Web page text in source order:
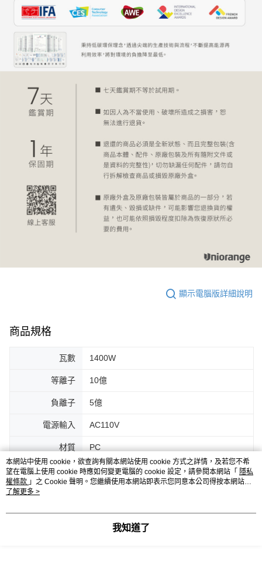
顯示電腦版詳細說明
商品規格
瓦數 1400W
等離子 10億
負離子 5億
電源輸入 AC110V
材質 PC
馬達(轉速) 110,000
NTC智能溫控
智能模式
冷熱循環 / 恆溫模式 / 長髮模式 / 短髮模式 /
BABY模式
本網站中使用 cookie，欲查詢有關本網站使用 cookie 方式之詳情，及若您不希
望在電腦上使用 cookie 時應如何變更電腦的 cookie 設定，請參閱本網站「 隱私
權條款 」之 Cookie 聲明。您繼續使用本網站即表示您同意本公司得按本網站使
用條款之 Cookie 聲明使用 cookie。
了解更多 >
我知道了